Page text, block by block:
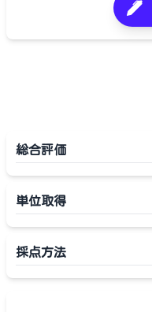
総合評価
単位取得
採点方法